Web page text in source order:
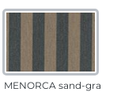
MENORCA sand-grau